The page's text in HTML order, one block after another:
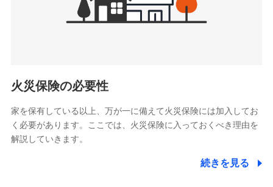
供し、金融商品等の契約を勧奨するため
アンケートやキャンペーン等の実施のため
電話対応の品質向上およびお問合せ内容の正確な把握のため
6.採用応募者の個人情報
採用選考および入社手続を実施するため
火災保険の必要性
家を保有している以上、万が一に備えて火災保険には加入してお
く必要があります。ここでは、火災保険に入っておくべき理由を
解説していきます。
続きを見る